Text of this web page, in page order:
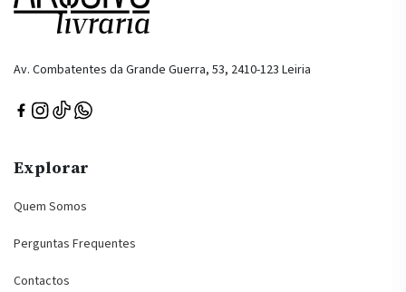
Av. Combatentes da Grande Guerra, 53, 2410-123 Leiria
Explorar
Quem Somos
Perguntas Frequentes
Contactos